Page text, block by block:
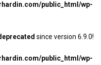
public_html/wp-
since version 6.9.0!
public_html/wp-